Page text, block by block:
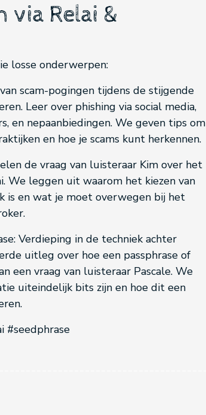
via Relai &
losse onderwerpen:
scam-pogingen tijdens de stijgende
Leer over phishing via social media,
en nepaanbiedingen. We geven tips om
en hoe je scams kunt herkennen.
de vraag van luisteraar Kim over het
We leggen uit waarom het kiezen van
is en wat je moet overwegen bij het
Verdieping in de techniek achter
uitleg over hoe een passphrase of
een vraag van luisteraar Pascale. We
uiteindelijk bits zijn en hoe dit een
#seedphrase